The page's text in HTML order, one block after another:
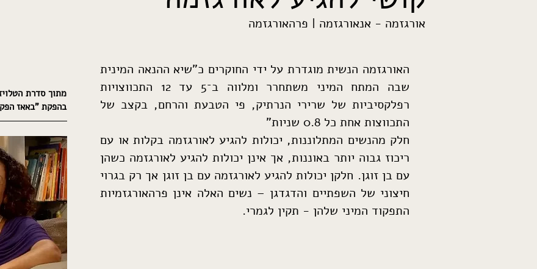
אורגזמה - אנאורגזמה | פרהאורגזמה
האורגזמה הנשית מוגדרת על ידי החוקרים כ"שיא ההנאה המינית
שבה המתח המיני משתחרר ומלווה ב־5 עד 12 התכווצויות
רפלקסיביות של שרירי הנרתיק, פי הטבעת והרחם, בקצב של
התכווצות אחת כל ‭0.8‬ שניות"
חלק מהנשים המתלוננות, יכולות להגיע לאורגזמה בקלות או עם
ריכוז גבוה יותר באוננות, אך אינן יכולות להגיע לאורגזמה כשהן
עם בן זוגן. חלקן יכולות להגיע לאורגזמה עם בן זוגן אך רק בגרוי
חיצוני של השפתיים והדגדגן – נשים האלה אינן פרהאורגזמיות
התפקוד המיני שלהן - תקין לגמרי.
בהפקת "באאז